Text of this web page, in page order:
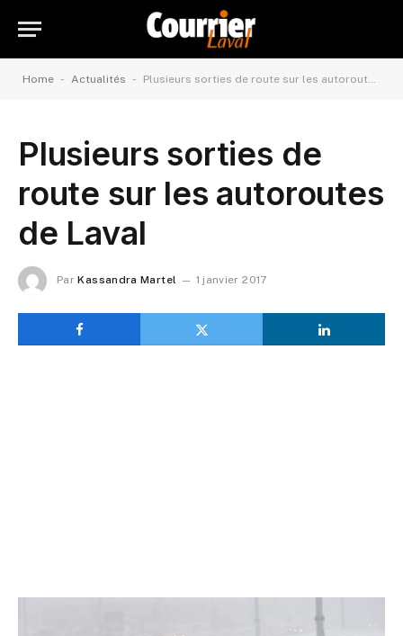
Home - Actualités - Plusieurs sorties de route sur les autoroutes de Laval
Plusieurs sorties de
route sur les autoroutes
de Laval
Par Kassandra Martel 1 janvier 2017